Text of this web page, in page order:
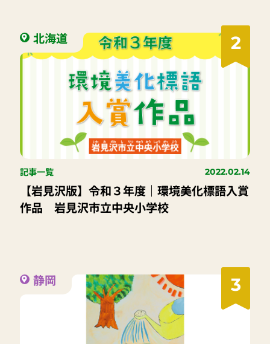
2
北海道
記事一覧 2022.02.14
【岩見沢版】令和３年度｜環境美化標語入賞
作品 岩見沢市立中央小学校
3
静岡